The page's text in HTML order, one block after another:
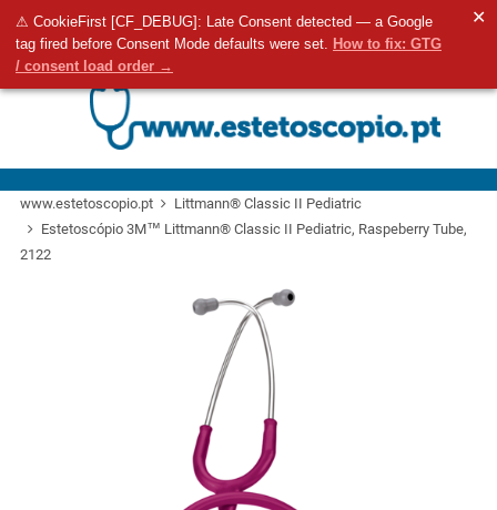
⚠ CookieFirst [CF_DEBUG]: Late Consent detected — a Google
tag fired before Consent Mode defaults were set. How to fix: GTG
/ consent load order →
✕
Aceda ao
0
www.estetoscopio.pt
Littmann® Classic II Pediatric
Estetoscópio 3M™ Littmann® Classic II Pediatric, Raspeberry Tube,
2122